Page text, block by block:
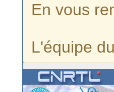
En vous
L'équipe